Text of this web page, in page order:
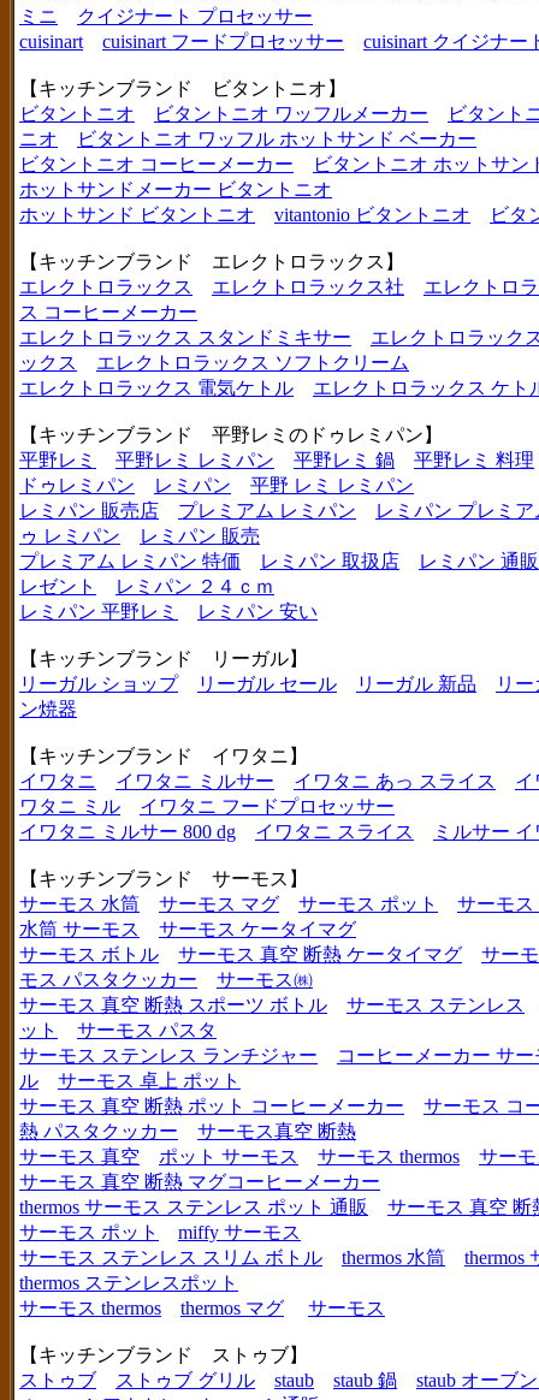
ミニ
クイジナート プロセッサー
cuisinart
cuisinart フードプロセッサー cuisinart クイジナー
【キッチンブランド ビタントニオ】
ビタントニオ
ビタントニオ ワッフルメーカー
ビタント
ニオ
ビタントニオ ワッフル ホットサンド ベーカー
ビタントニオ コーヒーメーカー
ビタントニオ ホットサン
ホットサンドメーカー ビタントニオ
ホットサンド ビタントニオ
vitantonio ビタントニオ ビタ
【キッチンブランド エレクトロラックス】
エレクトロラックス
エレクトロラックス社
エレクトロ
ス コーヒーメーカー
エレクトロラックス スタンドミキサー
エレクトロラック
ックス
エレクトロラックス ソフトクリーム
エレクトロラックス 電気ケトル
エレクトロラックス ケト
【キッチンブランド 平野レミのドゥレミパン】
平野レミ
平野レミ レミパン 平野レミ 鍋
平野レミ 料理
ドゥレミパン
レミパン
平野 レミ レミパン
レミパン 販売店
プレミアム レミパン
レミパン プレミア
ゥ レミパン
レミパン 販売
プレミアム レミパン 特価
レミパン 取扱店
レミパン 通販
レゼント
レミパン ２４ｃｍ
レミパン 平野レミ
レミパン 安い
【キッチンブランド リーガル】
リーガル ショップ
リーガル セール リーガル 新品
リ
ン焼器
【キッチンブランド イワタニ】
イワタニ
イワタニ ミルサー イワタニ あっ スライス
イ
ワタニ ミル
イワタニ フードプロセッサー
イワタニ ミルサー 800 dg
イワタニ スライス ミルサー
【キッチンブランド サーモス】
サーモス 水筒
サーモス マグ サーモス ポット
サーモス
水筒 サーモス
サーモス ケータイマグ
サーモス ボトル
サーモス 真空 断熱 ケータイマグ
サー
モス パスタクッカー
サーモス㈱
サーモス 真空 断熱 スポーツ ボトル
サーモス ステンレス
ット
サーモス パスタ
サーモス ステンレス ランチジャー
コーヒーメーカー サー
ル
サーモス 卓上 ポット
サーモス 真空 断熱 ポット コーヒーメーカー
サーモス コ
熱 パスタクッカー
サーモス真空 断熱
サーモス 真空
ポット サーモス サーモス thermos
サー
サーモス 真空 断熱 マグコーヒーメーカー
thermos サーモス ステンレス ポット 通販
サーモス 真空 断
サーモス ポット
miffy サーモス
サーモス ステンレス スリム ボトル
thermos 水筒
thermos
thermos ステンレスポット
サーモス thermos
thermos マグ サーモス
【キッチンブランド ストゥブ】
ストゥブ
ストゥブ グリル staub staub 鍋
staub オーブ